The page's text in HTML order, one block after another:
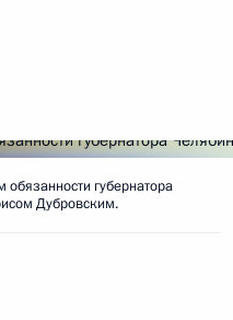
губернатора
Дубровским.